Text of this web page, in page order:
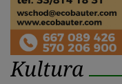
Kultura